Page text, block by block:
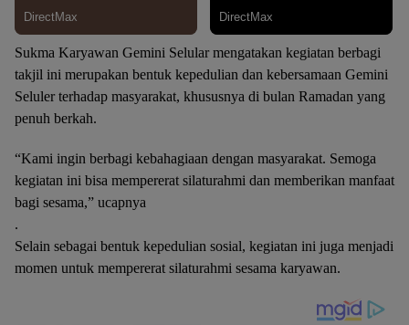
Sukma Karyawan Gemini Selular mengatakan kegiatan berbagi
takjil ini merupakan bentuk kepedulian dan kebersamaan Gemini
Seluler terhadap masyarakat, khususnya di bulan Ramadan yang
penuh berkah.
“Kami ingin berbagi kebahagiaan dengan masyarakat. Semoga
kegiatan ini bisa mempererat silaturahmi dan memberikan manfaat
bagi sesama,” ucapnya
.
Selain sebagai bentuk kepedulian sosial, kegiatan ini juga menjadi
momen untuk mempererat silaturahmi sesama karyawan.